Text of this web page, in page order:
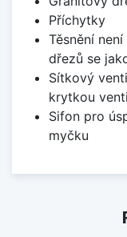
Příchytky
Těsnění
dřezů se
Sítkový
krytkou
Sifon pro
myčku